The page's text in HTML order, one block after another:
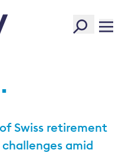
Swiss retirement
amid